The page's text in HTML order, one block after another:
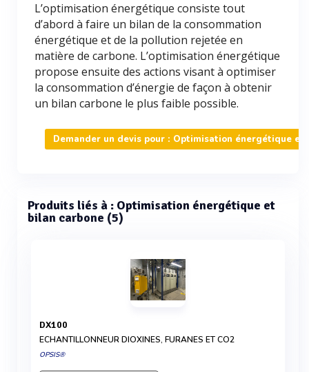
L’optimisation énergétique consiste tout
d’abord à faire un bilan de la consommation
énergétique et de la pollution rejetée en
matière de carbone. L’optimisation énergétique
propose ensuite des actions visant à optimiser
la consommation d’énergie de façon à obtenir
un bilan carbone le plus faible possible.
Demander un devis pour : Optimisation énergétique et
Produits liés à : Optimisation énergétique et
bilan carbone (5)
DX100
ECHANTILLONNEUR DIOXINES, FURANES ET CO2
OPSIS®